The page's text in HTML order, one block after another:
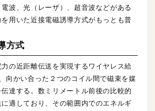
波、光（レーザ）、超音波などがある
用いた近接電磁誘導方式がもっとも普
方式
の近距離伝送を実現するワイヤレス給
向かい合った２つのコイル間で磁束を媒
達する。数ミリメートル前後の比較的
適しており、その範囲内でのエネルギ